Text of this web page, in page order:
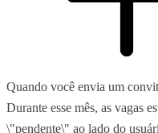
Quando você envia um
Durante esse mês, as vagas
\"pendente\" ao lado do